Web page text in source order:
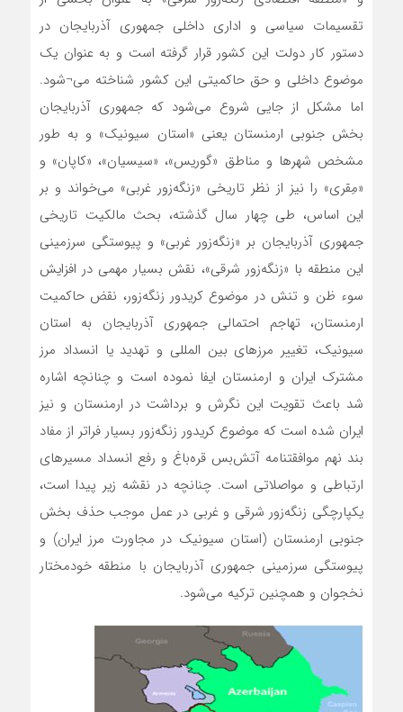
تقسیمات سیاسی و اداری داخلی جمهوری آذربایجان در
دستور کار دولت این کشور قرار گرفته است و به عنوان یک
موضوع داخلی و حق حاکمیتی این کشور شناخته می¬شود.
اما مشکل از جایی شروع می‌شود که جمهوری آذربایجان
بخش جنوبی ارمنستان یعنی «استان سیونیک» و به طور
مشخص شهرها و مناطق «گوریس»، «سیسیان»، «کاپان» و
«مِقری» را نیز از نظر تاریخی «زنگه‌زور غربی» می‌خواند و بر
این اساس، طی چهار سال گذشته، بحث مالکیت تاریخی
جمهوری آذربایجان بر «زنگه‌زور غربی» و پیوستگی سرزمینی
این منطقه با «زنگه‌زور شرقی»، نقش بسیار مهمی در افزایش
سوء ظن و تنش در موضوع کریدور زنگه‌زور، نقض حاکمیت
ارمنستان، تهاجم احتمالی جمهوری آذربایجان به استان
سیونیک، تغییر مرزهای بین المللی و تهدید یا انسداد مرز
مشترک ایران و ارمنستان ایفا نموده است و چنانچه اشاره
شد باعث تقویت این نگرش و برداشت در ارمنستان و نیز
ایران شده است که موضوع کریدور زنگه‌زور بسیار فراتر از مفاد
بند نهم موافقتنامه ‌آتش‌بس ‌قره‌باغ و رفع انسداد مسیرهای
ارتباطی و مواصلاتی است. چنانچه در نقشه زیر پیدا است،
یکپارچگی زنگه‌زور شرقی و غربی در عمل موجب حذف بخش
جنوبی ارمنستان (استان سیونیک در مجاورت مرز ایران) و
پیوستگی سرزمینی جمهوری آذربایجان با منطقه خودمختار
نخجوان و همچنین ترکیه می‌شود.